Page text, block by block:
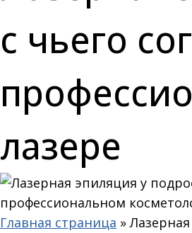
с чьего
лазере
Главная страница »